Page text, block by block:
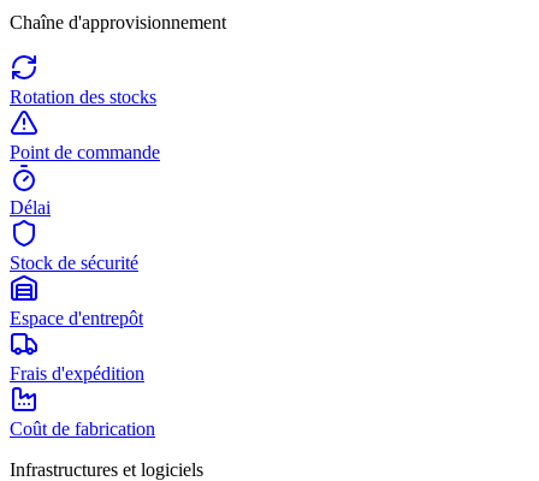
Chaîne d'approvisionnement
Rotation des stocks
Point de commande
Délai
Stock de sécurité
Espace d'entrepôt
Frais d'expédition
Coût de fabrication
Infrastructures et logiciels